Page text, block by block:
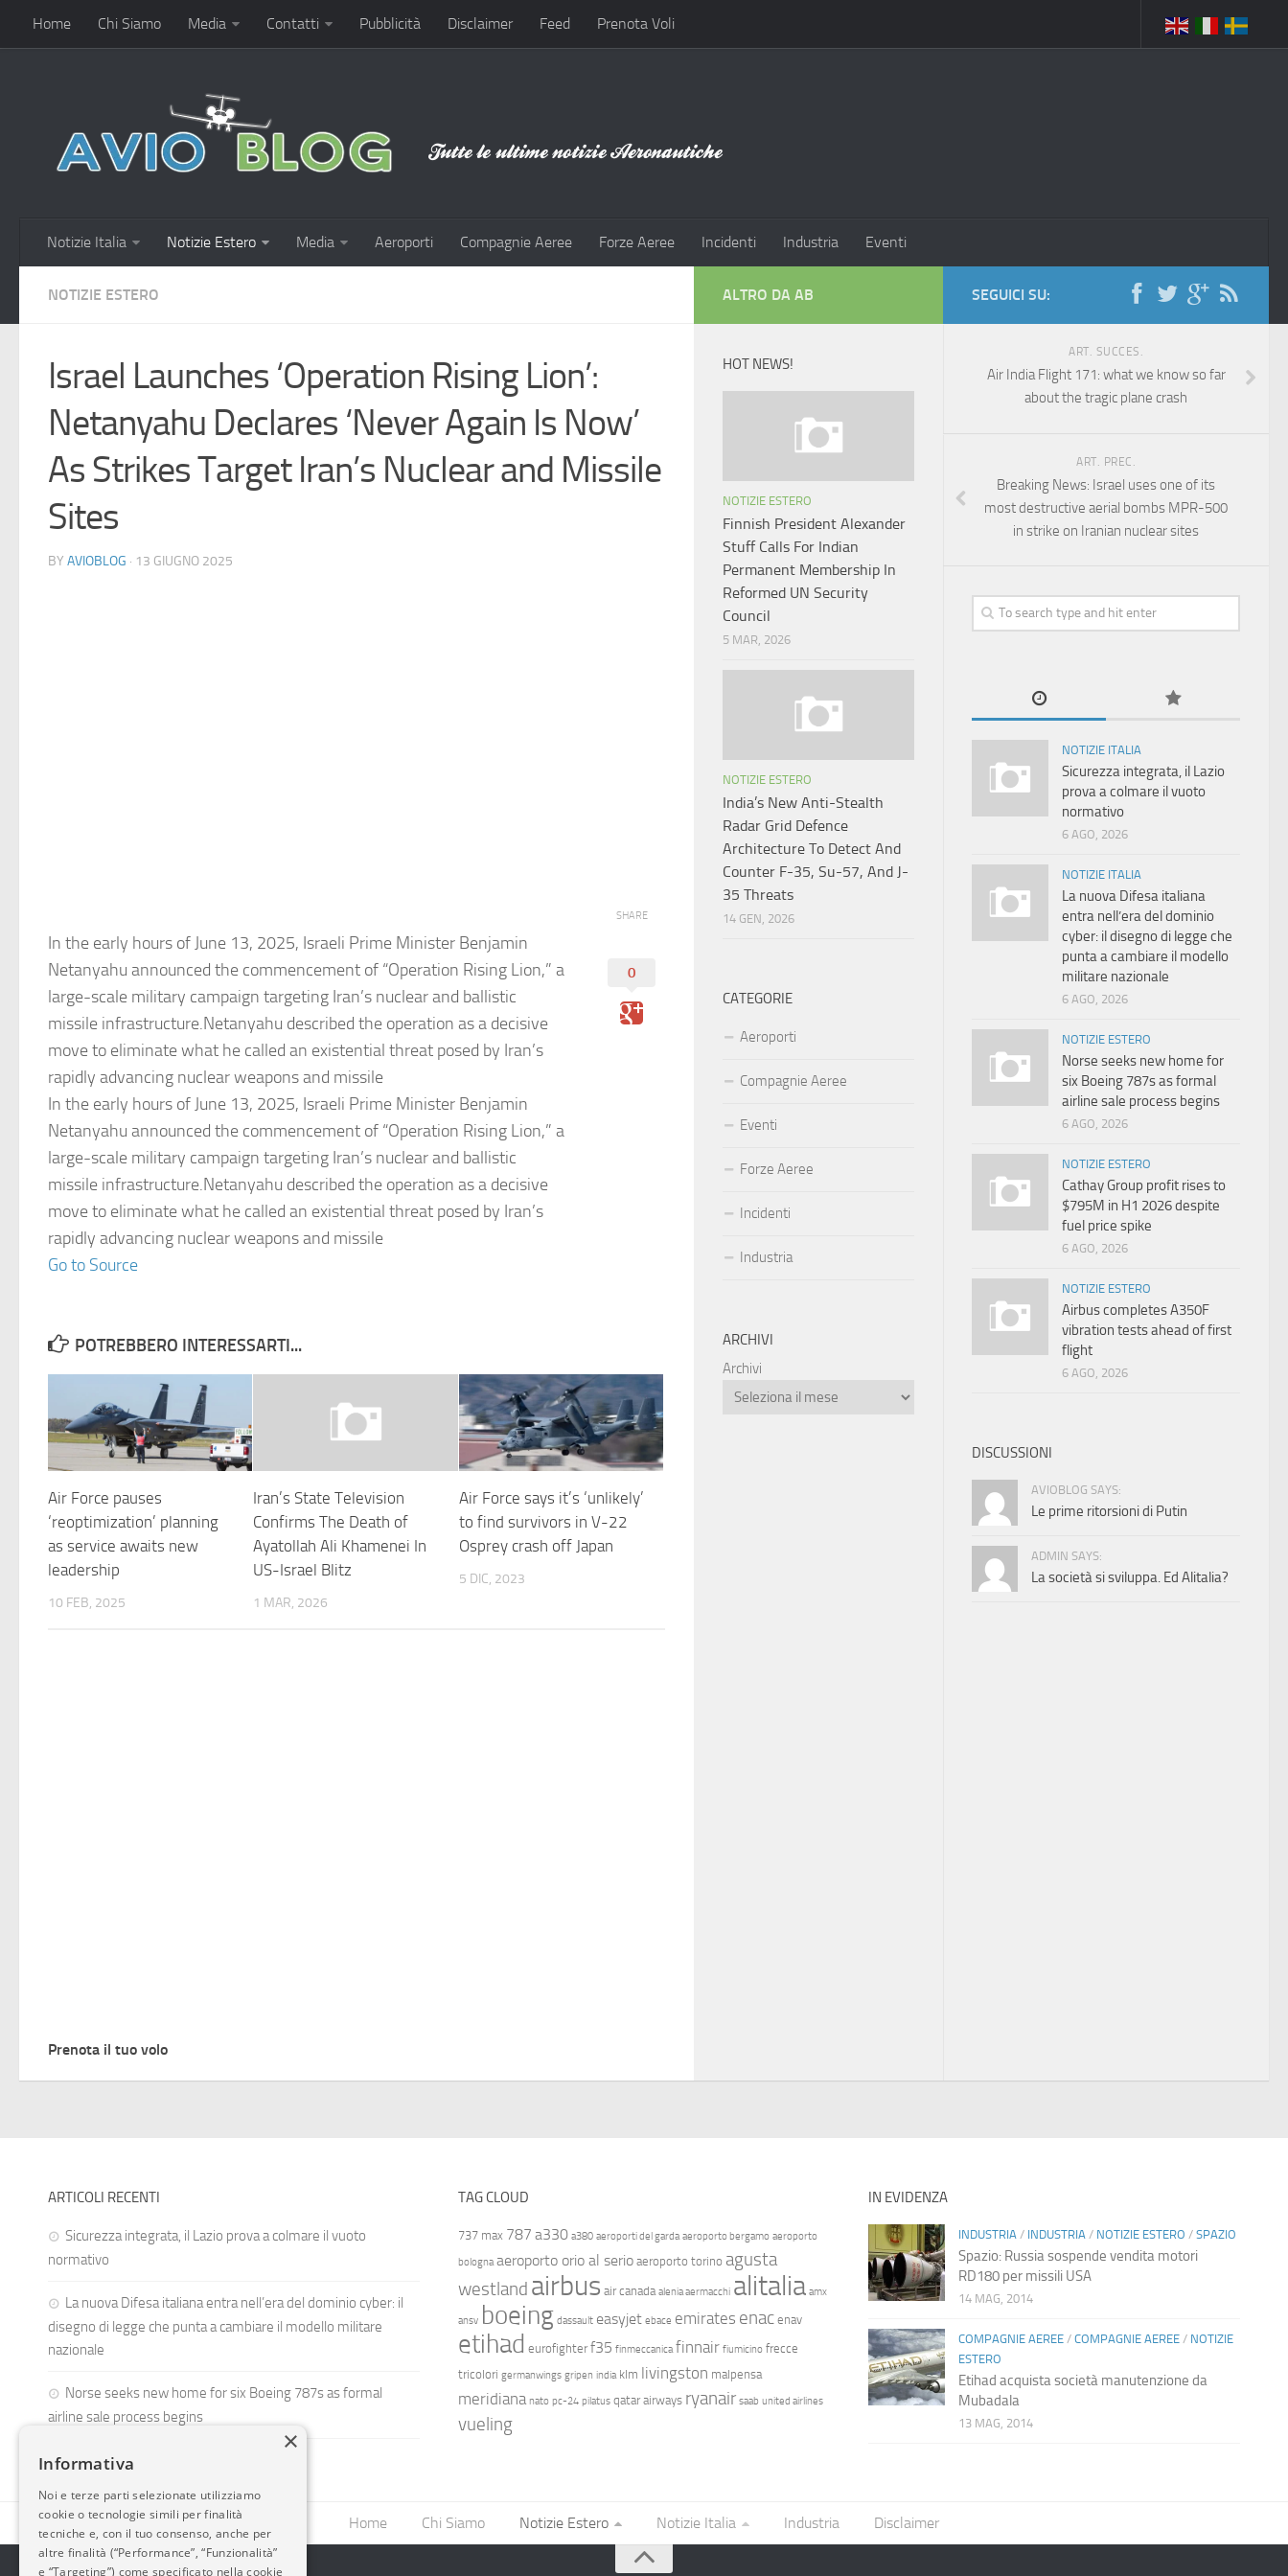
Home Chi Siamo Media Contatti Pubblicità Disclaimer Feed Prenota Voli
Notizie Italia Notizie Estero Media Aeroporti Compagnie Aeree Forze Aeree Incidenti Industria Eventi
NOTIZIE ESTERO
Israel Launches ‘Operation Rising Lion’:
Netanyahu Declares ‘Never Again Is Now’
As Strikes Target Iran’s Nuclear and Missile
Sites
BY AVIOBLOG · 13 GIUGNO 2025
In the early hours of June 13, 2025, Israeli Prime Minister Benjamin
Netanyahu announced the commencement of “Operation Rising Lion,” a
large-scale military campaign targeting Iran’s nuclear and ballistic
missile infrastructure.Netanyahu described the operation as a decisive
move to eliminate what he called an existential threat posed by Iran’s
rapidly advancing nuclear weapons and missile
In the early hours of June 13, 2025, Israeli Prime Minister Benjamin
Netanyahu announced the commencement of “Operation Rising Lion,” a
large-scale military campaign targeting Iran’s nuclear and ballistic
missile infrastructure.Netanyahu described the operation as a decisive
move to eliminate what he called an existential threat posed by Iran’s
rapidly advancing nuclear weapons and missile
Go to Source
SHARE
0
POTREBBERO INTERESSARTI...
Air Force pauses
‘reoptimization’ planning
as service awaits new
leadership
10 FEB, 2025
Iran’s State Television
Confirms The Death of
Ayatollah Ali Khamenei In
US-Israel Blitz
1 MAR, 2026
Air Force says it’s ‘unlikely’
to find survivors in V-22
Osprey crash off Japan
5 DIC, 2023
Prenota il tuo volo
SEGUICI SU:
ART. SUCCES.
Air India Flight 171: what we know so far
about the tragic plane crash
ART. PREC.
Breaking News: Israel uses one of its
most destructive aerial bombs MPR-500
in strike on Iranian nuclear sites
NOTIZIE ITALIA
Sicurezza integrata, il Lazio
prova a colmare il vuoto
normativo
6 AGO, 2026
NOTIZIE ITALIA
La nuova Difesa italiana
entra nell’era del dominio
cyber: il disegno di legge che
punta a cambiare il modello
militare nazionale
6 AGO, 2026
NOTIZIE ESTERO
Norse seeks new home for
six Boeing 787s as formal
airline sale process begins
6 AGO, 2026
NOTIZIE ESTERO
Cathay Group profit rises to
$795M in H1 2026 despite
fuel price spike
6 AGO, 2026
NOTIZIE ESTERO
Airbus completes A350F
vibration tests ahead of first
flight
6 AGO, 2026
DISCUSSIONI
AVIOBLOG SAYS:
Le prime ritorsioni di Putin
ADMIN SAYS:
La società si sviluppa. Ed Alitalia?
ALTRO DA AB
HOT NEWS!
NOTIZIE ESTERO
Finnish President Alexander
Stuff Calls For Indian
Permanent Membership In
Reformed UN Security
Council
5 MAR, 2026
NOTIZIE ESTERO
India’s New Anti-Stealth
Radar Grid Defence
Architecture To Detect And
Counter F-35, Su-57, And J-
35 Threats
14 GEN, 2026
CATEGORIE
Aeroporti
Compagnie Aeree
Eventi
Forze Aeree
Incidenti
Industria
ARCHIVI
Archivi
ARTICOLI RECENTI
Sicurezza integrata, il Lazio prova a colmare il vuoto
normativo
La nuova Difesa italiana entra nell’era del dominio cyber: il
disegno di legge che punta a cambiare il modello militare
nazionale
Norse seeks new home for six Boeing 787s as formal
airline sale process begins
TAG CLOUD
737 max 787 a330 a380 aeroporti del garda aeroporto bergamo aeroporto
bologna aeroporto orio al serio aeroporto torino agusta
westland airbus air canada alenia aermacchi alitalia amx
ansv boeing dassault easyjet ebace emirates enac enav
etihad eurofighter f35 finmeccanica finnair fiumicino frecce
tricolori germanwings gripen india klm livingston malpensa
meridiana nato pc-24 pilatus qatar airways ryanair saab united airlines
vueling
IN EVIDENZA
INDUSTRIA / INDUSTRIA / NOTIZIE ESTERO / SPAZIO
Spazio: Russia sospende vendita motori
RD180 per missili USA
14 MAG, 2014
COMPAGNIE AEREE/ COMPAGNIE AEREE/ NOTIZIE
ESTERO
Etihad acquista società manutenzione da
Mubadala
13 MAG, 2014
Home Chi Siamo Notizie Estero Notizie Italia Industria Disclaimer
×
Informativa
Noi e terze parti selezionate utilizziamo
cookie o tecnologie simili per finalità
tecniche e, con il tuo consenso, anche per
altre finalità (“Performance”, “Funzionalità”
e “Targeting”) come specificato nella cookie